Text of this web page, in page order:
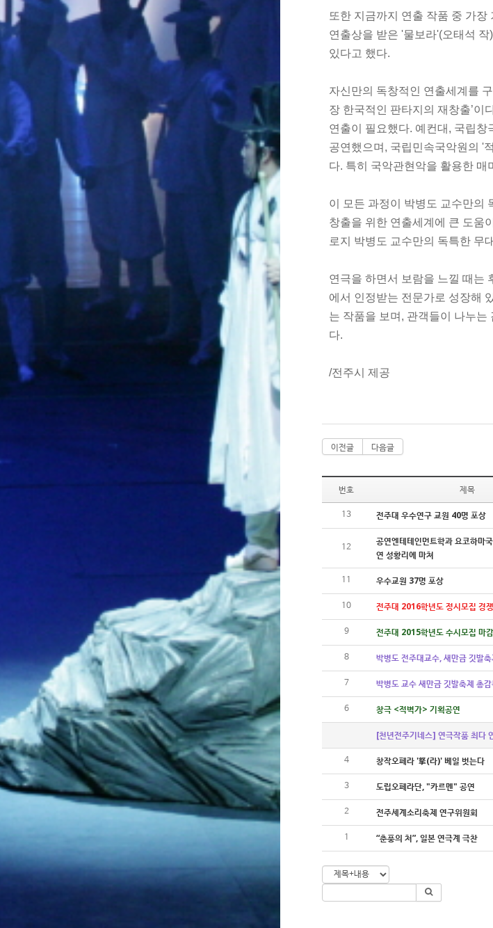
또한 지금까지 연출 작품 중 가
연출상을 받은 '물보라'(오태석
있다고 했다.
자신만의 독창적인 연출세계를
장 한국적인 판타지의 재창출’이
연출이 필요했다. 예컨대, 국립
공연했으며, 국립민속국악원의 '
다. 특히 국악관현악을 활용한
이 모든 과정이 박병도 교수만의
창출을 위한 연출세계에 큰 도움
로지 박병도 교수만의 독특한 무
연극을 하면서 보람을 느낄 때는
에서 인정받는 전문가로 성장해
는 작품을 보며, 관객들이 나누는
다.
/전주시 제공
이전글 다음글
번호 제목
13 전주대 우수연구 교원 40명 포상
12
공연엔테테인먼트학과 요코하마
연 성황리에 마쳐
11 우수교원 37명 포상
10 전주대 2016학년도 정시모집 경
9 전주대 2015학년도 수시모집 마
8 박병도 전주대교수, 새만금 깃발
7 박병도 교수 새만금 깃발축제 총
6 창극 <적벽가> 기획공연
[천년전주기네스] 연극작품 최다
4 창작오페라 '拏(라)' 베일 벗는다
3 도립오페라단, "카르멘" 공연
2 전주세계소리축제 연구위원회
1 “춘풍의 처”, 일본 연극계 극찬